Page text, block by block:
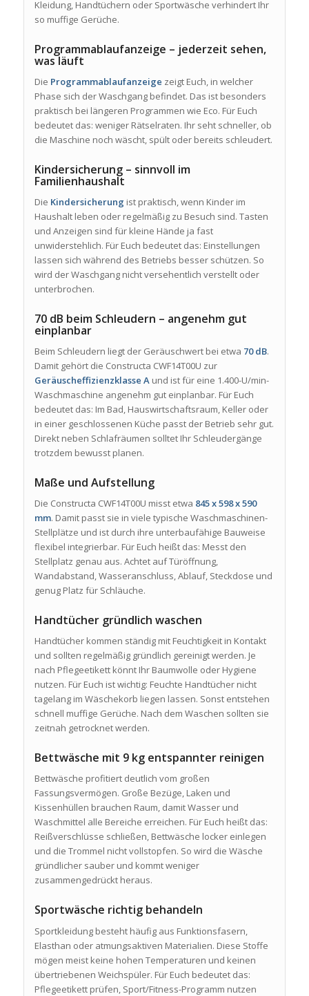
Kleidung, Handtüchern oder Sportwäsche verhindert Ihr
so muffige Gerüche.
Programmablaufanzeige – jederzeit sehen,
was läuft
Die Programmablaufanzeige zeigt Euch, in welcher
Phase sich der Waschgang befindet. Das ist besonders
praktisch bei längeren Programmen wie Eco. Für Euch
bedeutet das: weniger Rätselraten. Ihr seht schneller, ob
die Maschine noch wäscht, spült oder bereits schleudert.
Kindersicherung – sinnvoll im
Familienhaushalt
Die Kindersicherung ist praktisch, wenn Kinder im
Haushalt leben oder regelmäßig zu Besuch sind. Tasten
und Anzeigen sind für kleine Hände ja fast
unwiderstehlich. Für Euch bedeutet das: Einstellungen
lassen sich während des Betriebs besser schützen. So
wird der Waschgang nicht versehentlich verstellt oder
unterbrochen.
70 dB beim Schleudern – angenehm gut
einplanbar
Beim Schleudern liegt der Geräuschwert bei etwa 70 dB.
Damit gehört die Constructa CWF14T00U zur
Geräuscheffizienzklasse Aund ist für eine 1.400-U/min-
Waschmaschine angenehm gut einplanbar. Für Euch
bedeutet das: Im Bad, Hauswirtschaftsraum, Keller oder
in einer geschlossenen Küche passt der Betrieb sehr gut.
Direkt neben Schlafräumen solltet Ihr Schleudergänge
trotzdem bewusst planen.
Maße und Aufstellung
Die Constructa CWF14T00U misst etwa 845 x 598 x 590
mm. Damit passt sie in viele typische Waschmaschinen-
Stellplätze und ist durch ihre unterbaufähige Bauweise
flexibel integrierbar. Für Euch heißt das: Messt den
Stellplatz genau aus. Achtet auf Türöffnung,
Wandabstand, Wasseranschluss, Ablauf, Steckdose und
genug Platz für Schläuche.
Handtücher gründlich waschen
Handtücher kommen ständig mit Feuchtigkeit in Kontakt
und sollten regelmäßig gründlich gereinigt werden. Je
nach Pflegeetikett könnt Ihr Baumwolle oder Hygiene
nutzen. Für Euch ist wichtig: Feuchte Handtücher nicht
tagelang im Wäschekorb liegen lassen. Sonst entstehen
schnell muffige Gerüche. Nach dem Waschen sollten sie
zeitnah getrocknet werden.
Bettwäsche mit 9 kg entspannter reinigen
Bettwäsche profitiert deutlich vom großen
Fassungsvermögen. Große Bezüge, Laken und
Kissenhüllen brauchen Raum, damit Wasser und
Waschmittel alle Bereiche erreichen. Für Euch heißt das:
Reißverschlüsse schließen, Bettwäsche locker einlegen
und die Trommel nicht vollstopfen. So wird die Wäsche
gründlicher sauber und kommt weniger
zusammengedrückt heraus.
Sportwäsche richtig behandeln
Sportkleidung besteht häufig aus Funktionsfasern,
Elasthan oder atmungsaktiven Materialien. Diese Stoffe
mögen meist keine hohen Temperaturen und keinen
übertriebenen Weichspüler. Für Euch bedeutet das:
Pflegeetikett prüfen, Sport/Fitness-Programm nutzen